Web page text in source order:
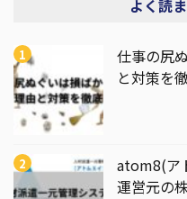
よく読
仕事の尻
と対策を
atom8(ア
運営元の